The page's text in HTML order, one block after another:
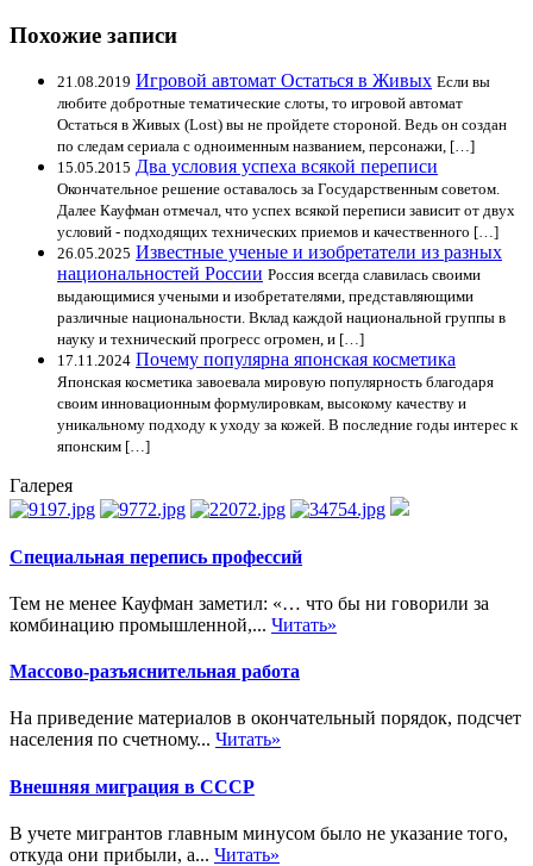
Похожие записи
21.08.2019 Игровой автомат Остаться в Живых Если вы
любите добротные тематические слоты, то игровой автомат
Остаться в Живых (Lost) вы не пройдете стороной. Ведь он создан
по следам сериала с одноименным названием, персонажи, […]
15.05.2015 Два условия успеха всякой переписи
Окончательное решение оставалось за Государственным советом.
Далее Кауфман отмечал, что успех всякой переписи зависит от двух
условий - подходящих технических приемов и качественного […]
26.05.2025 Известные ученые и изобретатели из разных
национальностей России Россия всегда славилась своими
выдающимися учеными и изобретателями, представляющими
различные национальности. Вклад каждой национальной группы в
науку и технический прогресс огромен, и […]
17.11.2024 Почему популярна японская косметика
Японская косметика завоевала мировую популярность благодаря
своим инновационным формулировкам, высокому качеству и
уникальному подходу к уходу за кожей. В последние годы интерес к
японским […]
Галерея
Специальная перепись профессий
Тем не менее Кауфман заметил: «… что бы ни говорили за
комбинацию промышленной,... Читать»
Массово-разъяснительная работа
На приведение материалов в окончательный порядок, подсчет
населения по счетному... Читать»
Внешняя миграция в СССР
В учете мигрантов главным минусом было не указание того,
откуда они прибыли, а... Читать»